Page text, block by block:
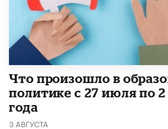
​Что произошло в
политике с 27 июля по 2
года
3 АВГУСТА